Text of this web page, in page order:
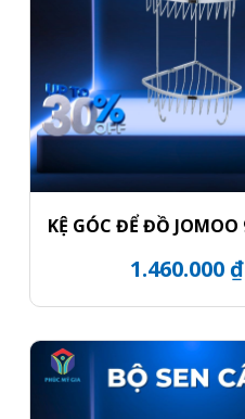
KỆ GÓC ĐỂ ĐỒ JOMOO 937011-1D-
1.460.000 ₫